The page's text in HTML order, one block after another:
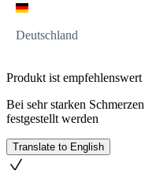
Deutschland
Produkt ist
Bei sehr starken
festgestellt werden
Translate to English